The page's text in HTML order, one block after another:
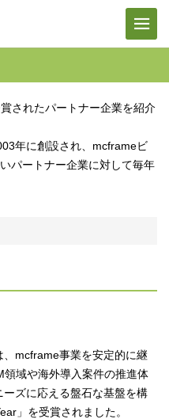
されたパートナー企業を紹介
年に創設され、mcframeビ
パートナー企業に対して毎年
mcframe事業を安定的に継
域や海外導入案件の推進体
ズに応える盤石な基盤を構
」を受賞されました。